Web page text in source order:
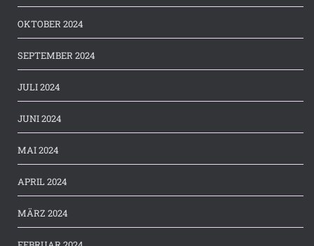
OKTOBER 2024
SEPTEMBER 2024
JULI 2024
JUNI 2024
MAI 2024
APRIL 2024
MÄRZ 2024